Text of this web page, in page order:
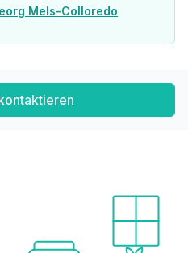
Mels-Colloredo